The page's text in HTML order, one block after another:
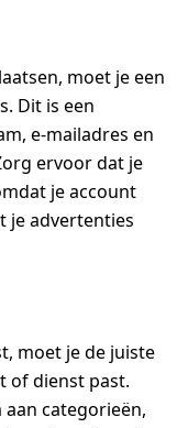
moet je een
Dit is een
e-mailadres en
ervoor dat je
je account
je advertenties
moet je de juiste
of dienst past.
categorieën,